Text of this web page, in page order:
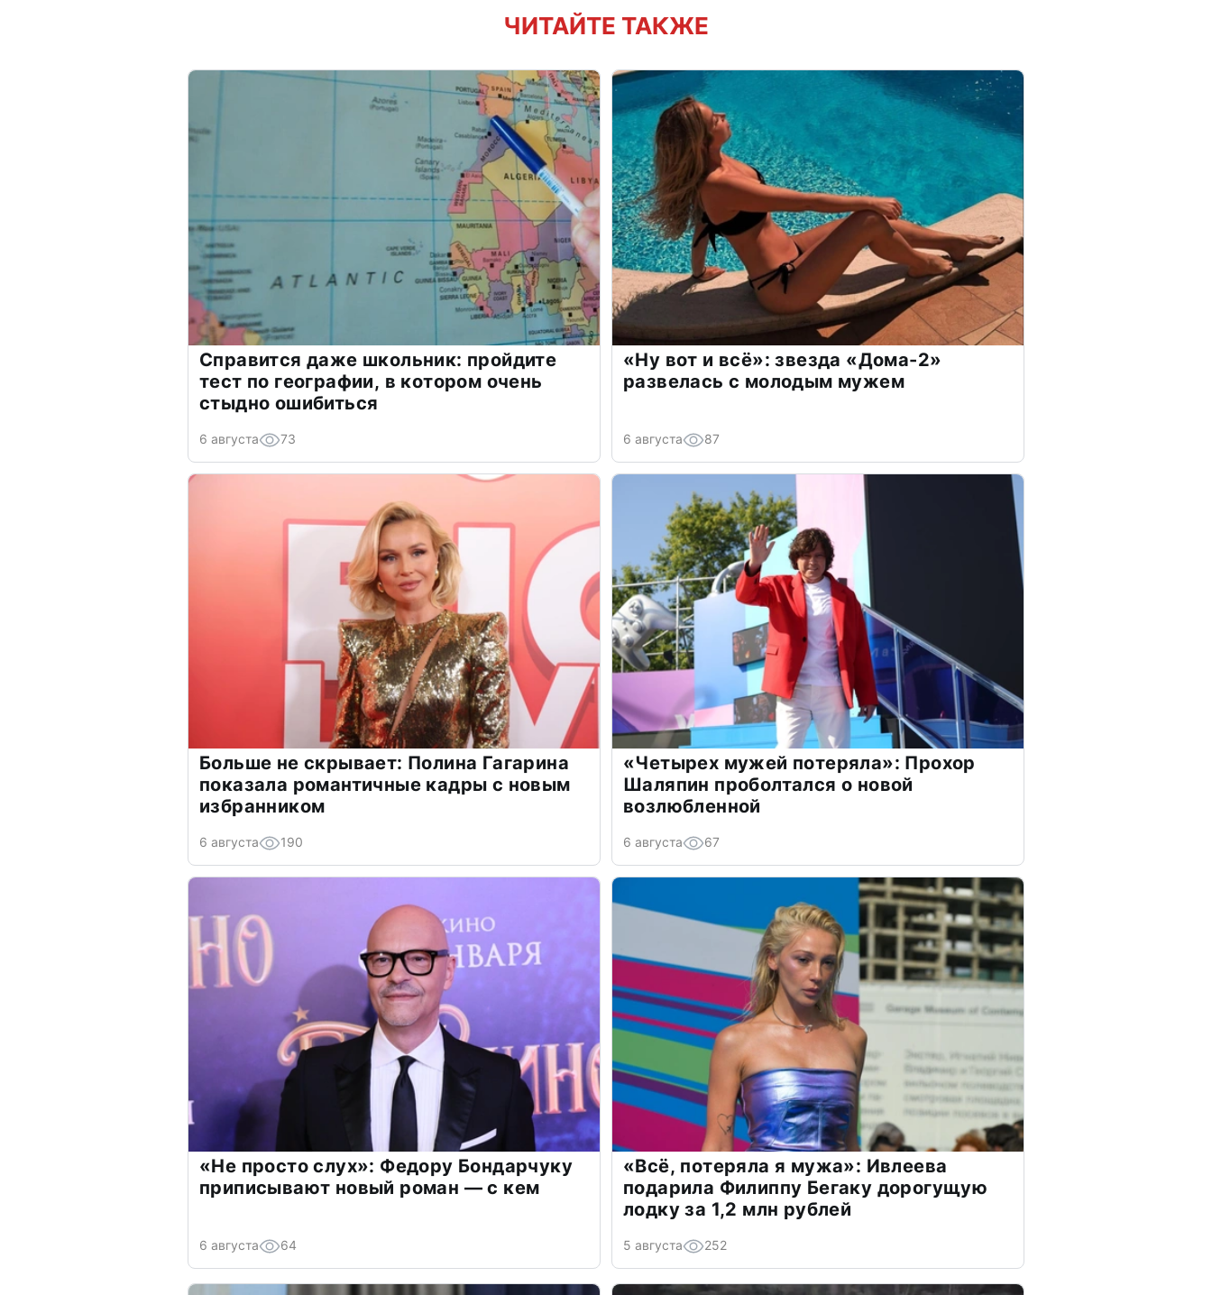
ЧИТАЙТЕ ТАКЖЕ
Справится даже школьник: пройдите
тест по географии, в котором очень
стыдно ошибиться
6 августа 73
«Ну вот и всё»: звезда «Дома-2»
развелась с молодым мужем
6 августа 87
Больше не скрывает: Полина Гагарина
показала романтичные кадры с новым
избранником
6 августа 190
«Четырех мужей потеряла»: Прохор
Шаляпин проболтался о новой
возлюбленной
6 августа 67
«Не просто слух»: Федору Бондарчуку
приписывают новый роман — с кем
6 августа 64
«Всё, потеряла я мужа»: Ивлеева
подарила Филиппу Бегаку дорогущую
лодку за 1,2 млн рублей
5 августа 252